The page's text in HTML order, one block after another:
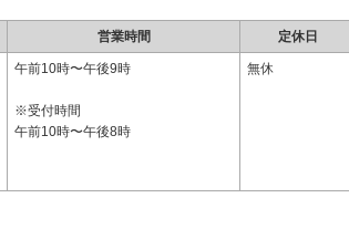
営業時間 定休日
午前10時〜午後9時
※受付時間
午前10時〜午後8時
無休